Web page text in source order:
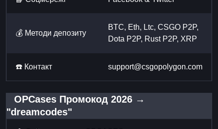
💰 Методи депозиту
BTC, Eth, Ltc, CSGO P2P,
Dota P2P, Rust P2P, XRP
☎️ Контакт support@csgopolygon.com
OPCases Промокод 2026 →
"dreamcodes"